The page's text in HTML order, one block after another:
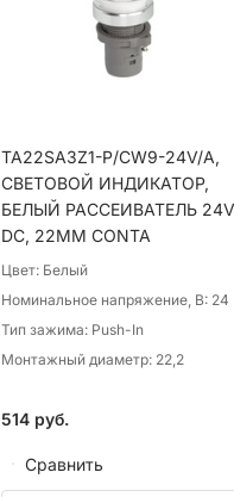
TA22SA3Z1-P/CW9-24V/A,
СВЕТОВОЙ ИНДИКАТОР,
БЕЛЫЙ РАССЕИВАТЕЛЬ 24V
DC, 22ММ CONTA
Цвет: Белый
Номинальное напряжение, В: 24
Тип зажима: Push-In
Монтажный диаметр: 22,2
514руб.
Сравнить